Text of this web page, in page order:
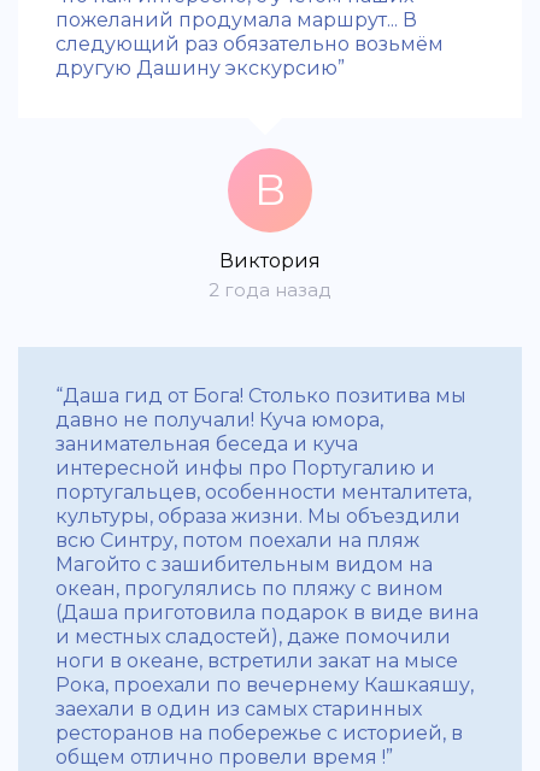
пожеланий продумала маршрут... В
следующий раз обязательно возьмём
другую Дашину экскурсию”
В
Виктория
2 года назад
“Даша гид от Бога! Столько позитива мы
давно не получали! Куча юмора,
занимательная беседа и куча
интересной инфы про Португалию и
португальцев, особенности менталитета,
культуры, образа жизни. Мы объездили
всю Синтру, потом поехали на пляж
Магойто с зашибительным видом на
океан, прогулялись по пляжу с вином
(Даша приготовила подарок в виде вина
и местных сладостей), даже помочили
ноги в океане, встретили закат на мысе
Рока, проехали по вечернему Кашкаяшу,
заехали в один из самых старинных
ресторанов на побережье с историей, в
общем отлично провели время !”